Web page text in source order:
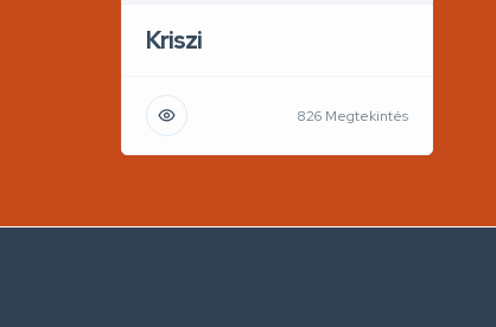
Kriszi
826 Megtekintés